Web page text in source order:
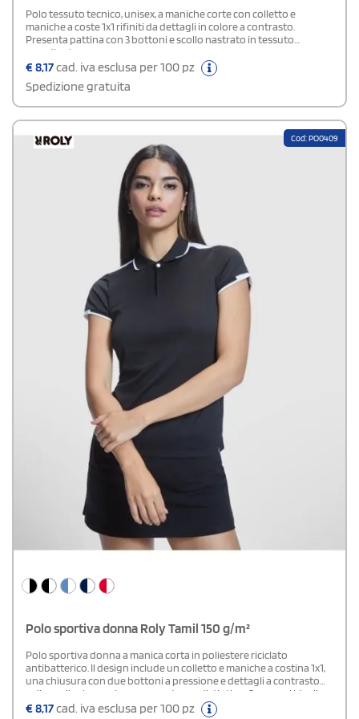
Polo tessuto tecnico, unisex, a maniche corte con colletto e
maniche a coste 1x1 rifiniti da dettagli in colore a contrasto.
Presenta pattina con 3 bottoni e scollo nastrato in tessuto
coordinato.
€8,17cad. iva esclusa per 100 pz
Spedizione gratuita
Cod: PO0409
Polo sportiva donna Roly Tamil 150 g/m²
Polo sportiva donna a manica corta in poliestere riciclato
antibatterico. Il design include un colletto e maniche a costina 1x1,
una chiusura con due bottoni a pressione e dettagli a contrasto
sulle spalle che aggiungono un tocco distintivo. Con spazi ideali
per la personalizzazione, è la scelta perfetta per esibire il logo della
€8,17cad. iva esclusa per 100 pz